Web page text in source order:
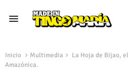
Inicio Multimedia
La Hoja de Bijao,
Amazónica.